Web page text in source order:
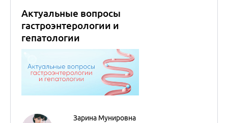
Актуальные вопросы
гастроэнтерологии и
гепатологии
Зарина Мунировна